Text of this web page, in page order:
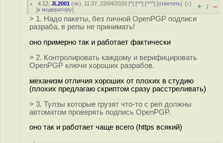
4.12 ,JL2001 (ok), 11:37, 22/04/2020 [^] [^^] [^^^] [ответить][↓]
[к модератору] + / –
> 1. Надо пакеты, без личной OpenPGP подписи
разраба, в репы не принимать!
оно примерно так и работает фактически
> 2. Контролировать каждому и верифицировать
OpenPGP ключи хороших разрабов.
механизм отличия хороших от плохих в студию
(плохих предлагаю скриптом сразу расстреливать)
> 3. Тулзы которые грузят что-то с реп должны
автоматом проверять подпись OpenPGP.
оно так и работает чаще всего (https всякий)